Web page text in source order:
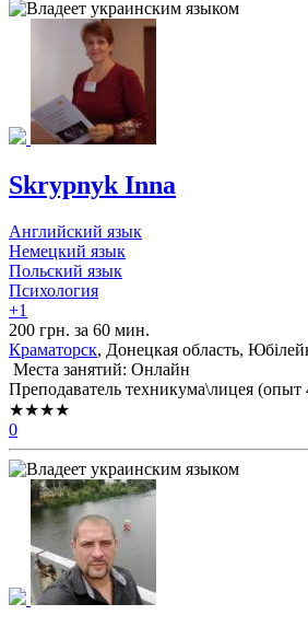
Skrypnyk Inna
Английский язык
Немецкий язык
Польский язык
Психология
+1
200 грн. за 60 мин.
Краматорск, Донецкая область,
Места занятий: Онлайн
Преподаватель техникума\лицея (опыт
★★★★
0